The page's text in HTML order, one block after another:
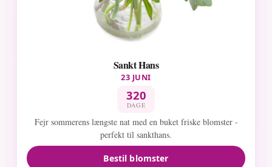
Sankt Hans
23 JUNI
320
DAGE
Fejr sommerens længste nat med en buket friske blomster -
perfekt til sankthans.
Bestil blomster